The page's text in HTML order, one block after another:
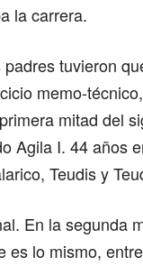
la carrera.
tuvieron
memo-
mitad del
Agila I. 44 años
Teudis y
En la segunda
es lo mismo,